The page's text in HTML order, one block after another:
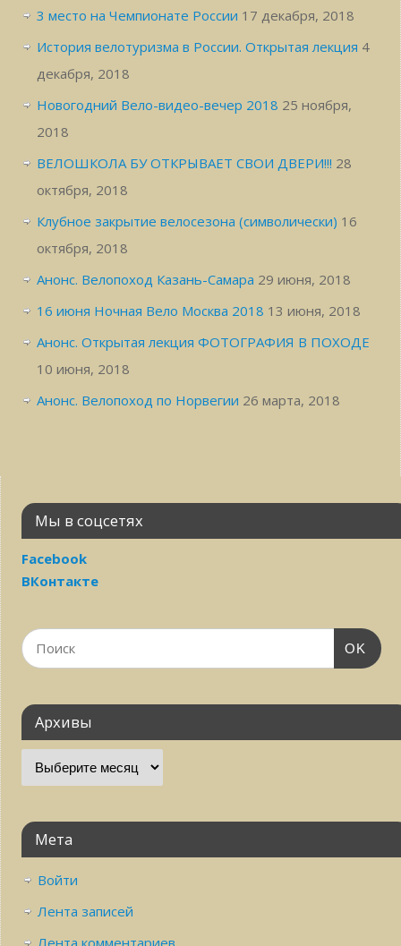
3 место на Чемпионате России 17 декабря, 2018
История велотуризма в России. Открытая лекция 4
декабря, 2018
Новогодний Вело-видео-вечер 2018 25 ноября,
2018
ВЕЛОШКОЛА БУ ОТКРЫВАЕТ СВОИ ДВЕРИ!!! 28
октября, 2018
Клубное закрытие велосезона (символически) 16
октября, 2018
Анонс. Велопоход Казань-Самара 29 июня, 2018
16 июня Ночная Вело Москва 2018 13 июня, 2018
Анонс. Открытая лекция ФОТОГРАФИЯ В ПОХОДЕ
10 июня, 2018
Анонс. Велопоход по Норвегии 26 марта, 2018
Мы в соцсетях
Facebook
ВКонтакте
OK
Архивы
Мета
Войти
Лента записей
Лента комментариев